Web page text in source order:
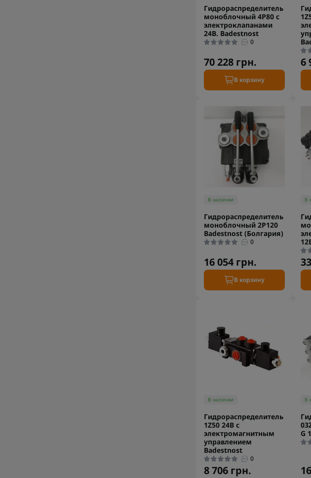
Гидрораспределитель
моноблочный 4P80 с
электроклапанами
24В. Badestnost
0
70 228 грн.
В корзину
6
В наличии
Гидрораспределитель
моноблочный 2P120
Badestnost (Болгария)
0
16 054 грн.
В корзину
В
В наличии
Гидрораспределитель
1Z50 24В с
электромагнитным
управлением
Badestnost
0
8 706 грн.
В
G